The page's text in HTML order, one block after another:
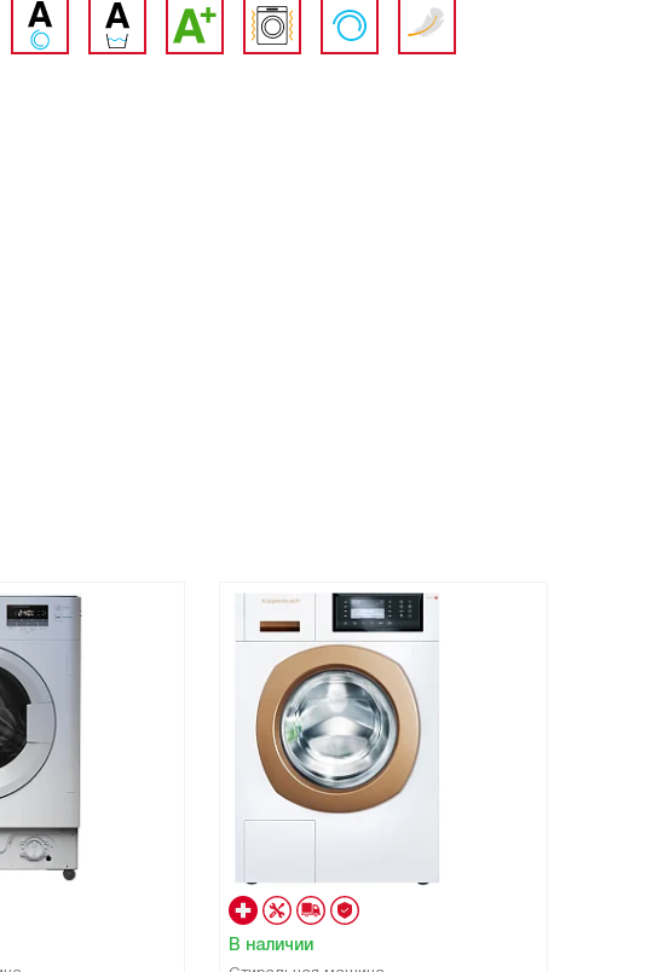
В наличии